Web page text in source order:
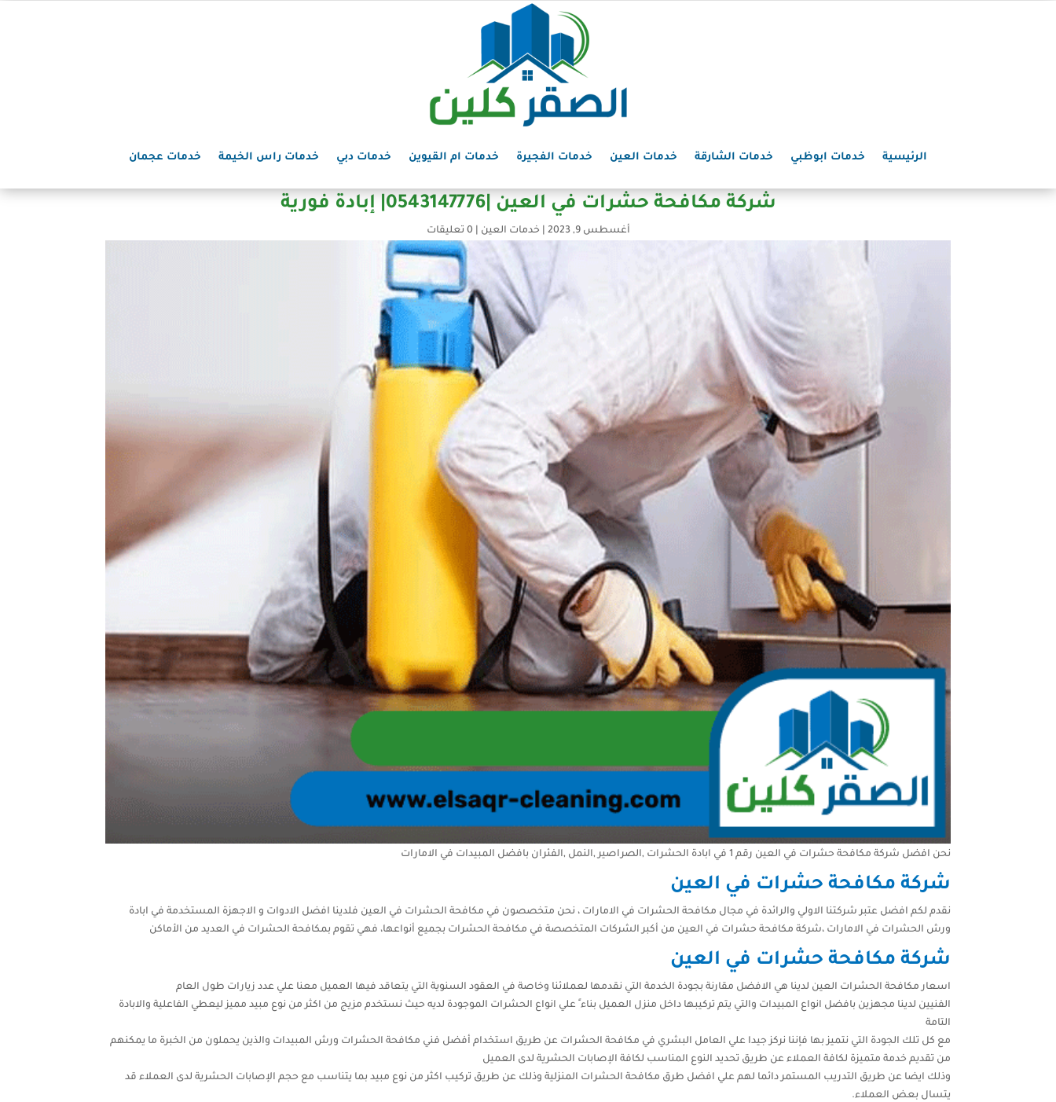
الرئيسية خدمات ابوظبي خدمات الشارقة خدمات العين خدمات الفجيرة خدمات ام القيوين خدمات دبي خدمات راس الخيمة خدمات عجمان
شركة مكافحة حشرات في العين |0543147776| إبادة فورية
أغسطس 9, 2023 خدمات العين |0 تعليقات
نحن افضل شركة مكافحة حشرات في العين رقم 1 في ابادة الحشرات ,الصراصير ,النمل ,الفئران بافضل المبيدات في الامارات
شركة مكافحة حشرات في العين
نقدم لكم افضل عتبر شركتنا الاولي والرائدة في مجال مكافحة الحشرات في الامارات ، نحن متخصصون في مكافحة الحشرات في العين فلدينا افضل الادوات و الاجهزة المستخدمة في ابادة
ورش الحشرات في الامارات ،شركة مكافحة حشرات في العين من أكبر الشركات المتخصصة في مكافحة الحشرات بجميع أنواعها، فهي تقوم بمكافحة الحشرات في العديد من الأماكن
شركة مكافحة حشرات في العين
اسعار مكافحة الحشرات العين لدينا هي الافضل مقارنة بجودة الخدمة التي نقدمها لعملائنا وخاصة في العقود السنوية التي يتعاقد فيها العميل معنا علي عدد زيارات طول العام
الفنيين لدينا مجهزين بافضل انواع المبيدات والتي يتم تركيبها داخل منزل العميل بناء ً علي انواع الحشرات الموجودة لديه حيث نستخدم مزيج من اكثر من نوع مبيد مميز ليعطي الفاعلية والابادة
التامة
مع كل تلك الجودة التي نتميز بها فإننا نركز جيدا علي العامل البشري في مكافحة الحشرات عن طريق استخدام أفضل فني مكافحة الحشرات ورش المبيدات والذين يحملون من الخبرة ما يمكنهم
من تقديم خدمة متميزة لكافة العملاء عن طريق تحديد النوع المناسب لكافة الإصابات الحشرية لدى العميل
وذلك ايضا عن طريق التدريب المستمر دائما لهم علي افضل طرق مكافحة الحشرات المنزلية وذلك عن طريق تركيب اكثر من نوع مبيد بما يتناسب مع حجم الإصابات الحشرية لدى العملاء قد
يتسال بعض العملاء.